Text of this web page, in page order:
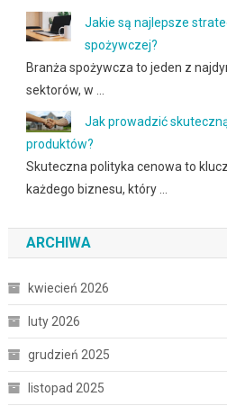
Jakie są najlepsze
spożywczej?
Branża spożywcza to jeden z
sektorów, w …
Jak prowadzić
produktów?
Skuteczna polityka cenowa to
każdego biznesu, który …
ARCHIWA
kwiecień 2026
luty 2026
grudzień 2025
listopad 2025